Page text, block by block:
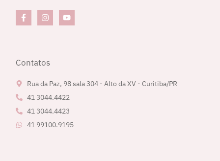
Contatos
Rua da Paz, 98 sala 304 - Alto da XV - Curitiba/PR
41 3044.4422
41 3044.4423
41 99100.9195